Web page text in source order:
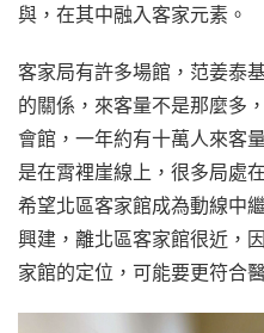
與，在其中融入客家元素。
客家局有許多場館，范姜泰
的關係，來客量不是那麼多
會館，一年約有十萬人來客
是在霄裡崖線上，很多局處
希望北區客家館成為動線中
興建，離北區客家館很近，
家館的定位，可能要更符合